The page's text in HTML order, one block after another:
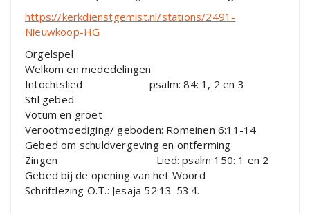
https://kerkdienstgemist.nl/stations/2491-
Nieuwkoop-HG
Orgelspel
Welkom en mededelingen
Intochtslied psalm: 84: 1, 2 en 3
Stil gebed
Votum en groet
Verootmoediging/ geboden: Romeinen 6:11-14
Gebed om schuldvergeving en ontferming
Zingen Lied: psalm 150: 1 en 2
Gebed bij de opening van het Woord
Schriftlezing O.T.: Jesaja 52:13-53:4.